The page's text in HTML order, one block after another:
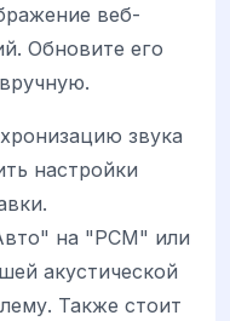
веб-
Обновите его
звука
настройки
на "PCM" или
акустической
Также стоит